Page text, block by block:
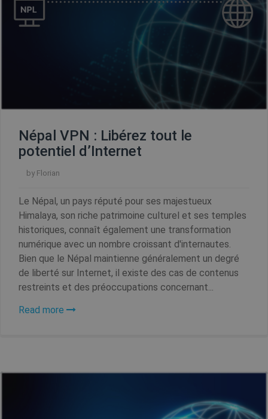
Népal VPN : Libérez tout le
potentiel d’Internet
by Florian
Le Népal, un pays réputé pour ses majestueux
Himalaya, son riche patrimoine culturel et ses temples
historiques, connaît également une transformation
numérique avec un nombre croissant d'internautes.
Bien que le Népal maintienne généralement un degré
de liberté sur Internet, il existe des cas de contenus
restreints et des préoccupations concernant...
Read more